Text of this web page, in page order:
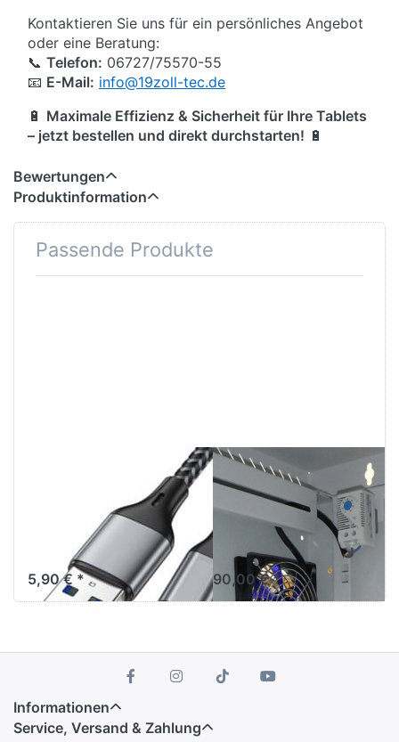
Kontaktieren Sie uns für ein persönliches Angebot
oder eine Beratung:
📞 Telefon: 06727/75570-55
📧 E-Mail: info@19zoll-tec.de
🔋 Maximale Effizienz & Sicherheit für Ihre Tablets
– jetzt bestellen und direkt durchstarten! 🔋
Bewertungen
Produktinformation
Passende Produkte
Ladekabel
USB Typ-A-Stecker auf Typ-
C-Stecker, 1m Kabel
5,90 € *
Gegen
Wärmestau im
Tablet-Schrank
gesteuerter Silent-Lüfter
90,00 € *
Informationen
Service, Versand & Zahlung